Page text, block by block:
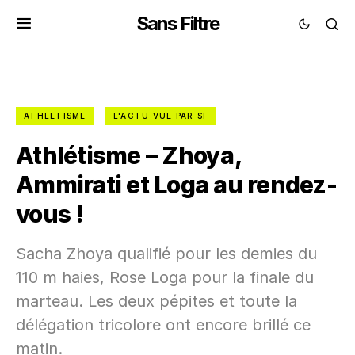
Sans Filtre
ATHLETISME L'ACTU VUE PAR SF
Athlétisme – Zhoya,
Ammirati et Loga au rendez-
vous !
Sacha Zhoya qualifié pour les demies du
110 m haies, Rose Loga pour la finale du
marteau. Les deux pépites et toute la
délégation tricolore ont encore brillé ce
matin.